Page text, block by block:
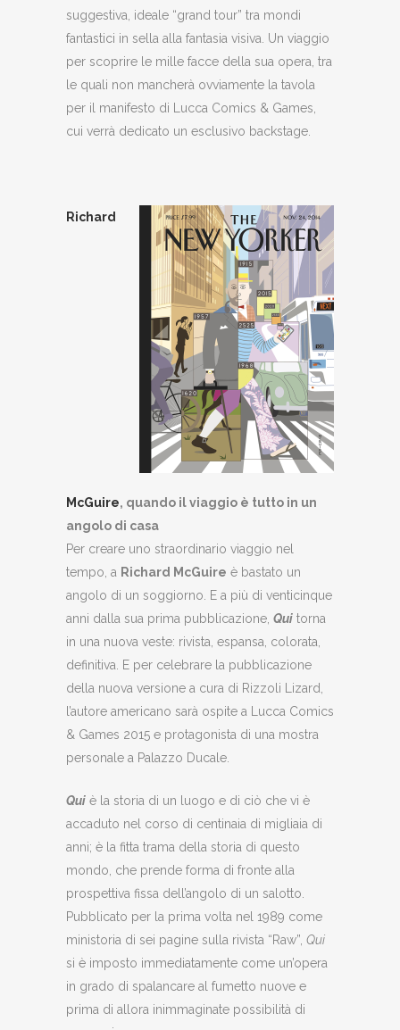
suggestiva, ideale “grand tour” tra mondi
fantastici in sella alla fantasia visiva. Un viaggio
per scoprire le mille facce della sua opera, tra
le quali non mancherà ovviamente la tavola
per il manifesto di Lucca Comics & Games,
cui verrà dedicato un esclusivo backstage.
Richard
McGuire, quando il viaggio è tutto in un
angolo di casa
Per creare uno straordinario viaggio nel
tempo, a Richard McGuire è bastato un
angolo di un soggiorno. E a più di venticinque
anni dalla sua prima pubblicazione, Qui torna
in una nuova veste: rivista, espansa, colorata,
definitiva. E per celebrare la pubblicazione
della nuova versione a cura di Rizzoli Lizard,
l’autore americano sarà ospite a Lucca Comics
& Games 2015 e protagonista di una mostra
personale a Palazzo Ducale.
Qui è la storia di un luogo e di ciò che vi è
accaduto nel corso di centinaia di migliaia di
anni; è la fitta trama della storia di questo
mondo, che prende forma di fronte alla
prospettiva fissa dell’angolo di un salotto.
Pubblicato per la prima volta nel 1989 come
ministoria di sei pagine sulla rivista “Raw”, Qui
si è imposto immediatamente come un’opera
in grado di spalancare al fumetto nuove e
prima di allora inimmaginate possibilità di